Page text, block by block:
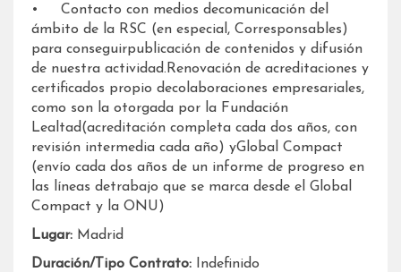
• Contacto con medios decomunicación del
ámbito de la RSC (en especial, Corresponsables)
para conseguirpublicación de contenidos y difusión
de nuestra actividad.Renovación de acreditaciones y
certificados propio decolaboraciones empresariales,
como son la otorgada por la Fundación
Lealtad(acreditación completa cada dos años, con
revisión intermedia cada año) yGlobal Compact
(envío cada dos años de un informe de progreso en
las líneas detrabajo que se marca desde el Global
Compact y la ONU)
Lugar: Madrid
Duración/Tipo Contrato:
Indefinido